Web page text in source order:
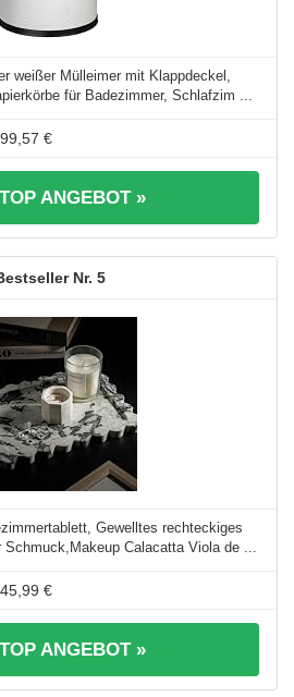
weißer Mülleimer mit Klappdeckel,
für Badezimmer, Schlafzim ...
99,57 €
ANGEBOT »
5
Gewelltes rechteckiges
Calacatta Viola de ...
45,99 €
ANGEBOT »